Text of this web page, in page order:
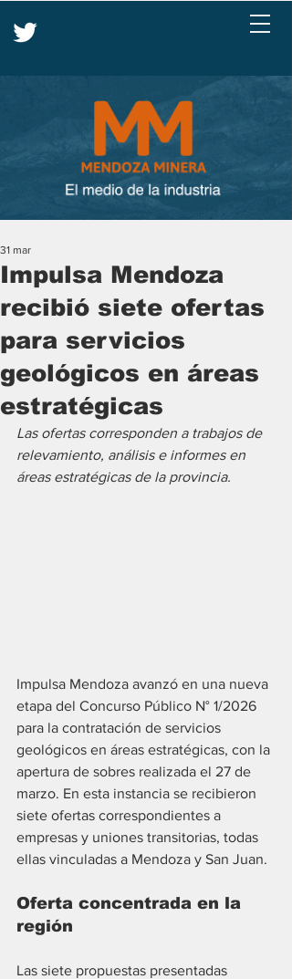
Impulsa Mendoza
recibió siete ofertas
para servicios
geológicos en áreas
estratégicas
31 mar
Las ofertas corresponden a trabajos de
relevamiento, análisis e informes en
áreas estratégicas de la provincia.
Impulsa Mendoza avanzó en una nueva
etapa del Concurso Público N° 1/2026
para la contratación de servicios
geológicos en áreas estratégicas, con la
apertura de sobres realizada el 27 de
marzo. En esta instancia se recibieron
siete ofertas correspondientes a
empresas y uniones transitorias, todas
ellas vinculadas a Mendoza y San Juan.
Oferta concentrada en la
región
Las siete propuestas presentadas